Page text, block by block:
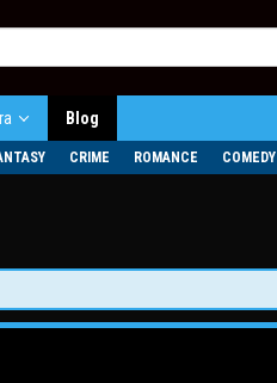
Blog
CRIME ROMANCE COMEDY